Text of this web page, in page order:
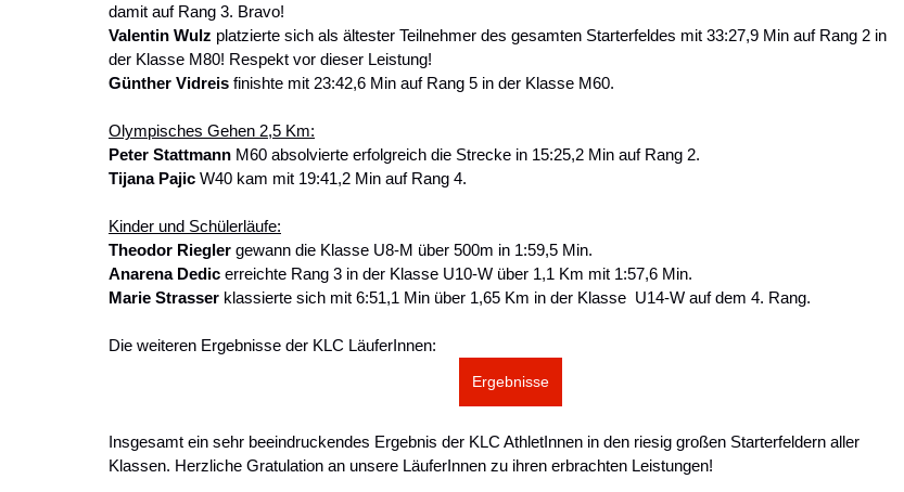
damit auf Rang 3. Bravo!
Valentin Wulz platzierte sich als ältester Teilnehmer des gesamten Starterfeldes mit 33:27,9 Min auf Rang 2 in
der Klasse M80! Respekt vor dieser Leistung!
Günther Vidreis finishte mit 23:42,6 Min auf Rang 5 in der Klasse M60.
Olympisches Gehen 2,5 Km:
Peter Stattmann M60 absolvierte erfolgreich die Strecke in 15:25,2 Min auf Rang 2.
Tijana Pajic W40 kam mit 19:41,2 Min auf Rang 4.
Kinder und Schülerläufe:
Theodor Riegler gewann die Klasse U8-M über 500m in 1:59,5 Min.
Anarena Dedic erreichte Rang 3 in der Klasse U10-W über 1,1 Km mit 1:57,6 Min.
Marie Strasser klassierte sich mit 6:51,1 Min über 1,65 Km in der Klasse  U14-W auf dem 4. Rang.
Die weiteren Ergebnisse der KLC LäuferInnen:
Ergebnisse
Insgesamt ein sehr beeindruckendes Ergebnis der KLC AthletInnen in den riesig großen Starterfeldern aller
Klassen. Herzliche Gratulation an unsere LäuferInnen zu ihren erbrachten Leistungen!